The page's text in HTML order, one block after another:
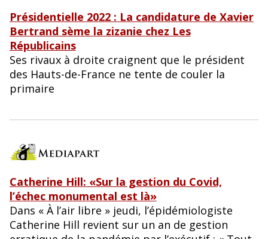
Présidentielle 2022 : La candidature de Xavier
Bertrand sème la zizanie chez Les
Républicains
Ses rivaux à droite craignent que le président
des Hauts-de-France ne tente de couler la
primaire
Catherine Hill: «Sur la gestion du Covid,
l’échec monumental est là»
Dans « À l’air libre » jeudi, l’épidémiologiste
Catherine Hill revient sur un an de gestion